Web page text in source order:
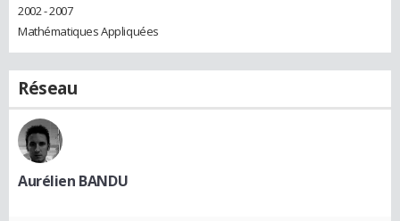
2002 - 2007
Mathématiques Appliquées
Réseau
Aurélien BANDU